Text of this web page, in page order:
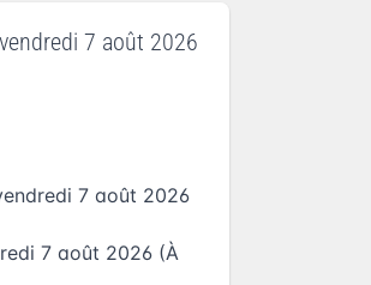
vendredi 7 août 2026
7 août 2026
7 août 2026 (À